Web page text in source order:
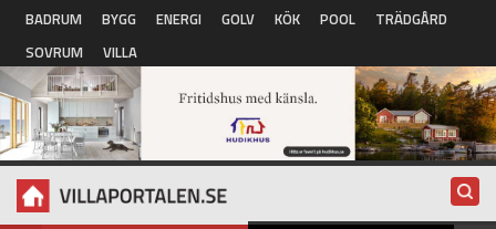
Hoppa till huvudinnehåll
BADRUM BYGG ENERGI GOLV KÖK POOL
TRÄDGÅRD
SOVRUM
VILLA